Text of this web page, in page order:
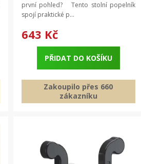
první pohled? Tento stolní popelník
spojí praktické p...
643 Kč
PŘIDAT DO KOŠÍKU
Zakoupilo přes 660
zákazníku